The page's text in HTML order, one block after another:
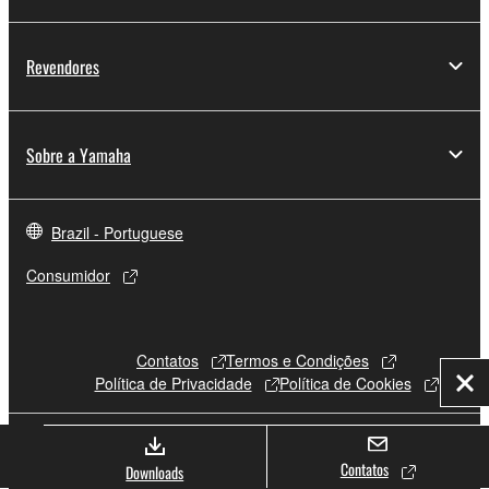
Downloads Contatos
Revendores
Sobre a Yamaha
Brazil - Portuguese
Consumidor
Contatos
Termos e Condições
Política de Privacidade
Política de Cookies